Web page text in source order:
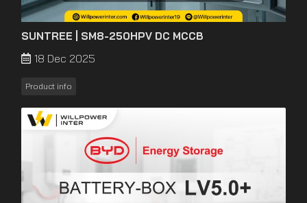
SUNTREE | SM8-250HPV DC MCCB
18 Dec 2025
Product info